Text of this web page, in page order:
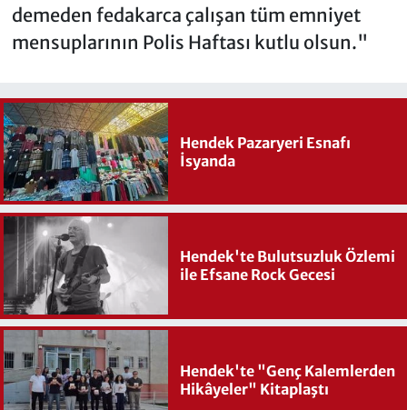
demeden fedakarca çalışan tüm emniyet
mensuplarının Polis Haftası kutlu olsun."
Hendek Pazaryeri Esnafı
İsyanda
Hendek'te Bulutsuzluk Özlemi
ile Efsane Rock Gecesi
Hendek'te "Genç Kalemlerden
Hikâyeler" Kitaplaştı